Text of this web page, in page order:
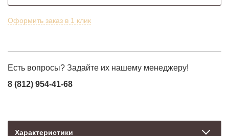
Оформить заказ в 1 клик
Есть вопросы? Задайте их нашему менеджеру!
8 (812) 954-41-68
Характеристики